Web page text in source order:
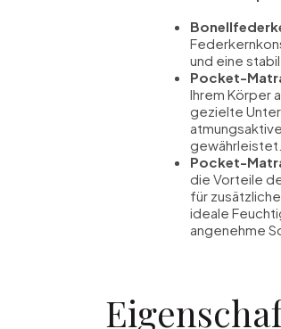
und eine
Pocket-
Ihrem Körper
gezielte
gewährleistet.
Pocket-
die Vorteile
für
ideale
angenehme